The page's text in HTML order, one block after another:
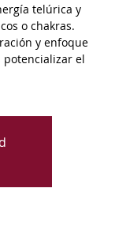
telúrica y
o chakras.
y enfoque
potencializar el